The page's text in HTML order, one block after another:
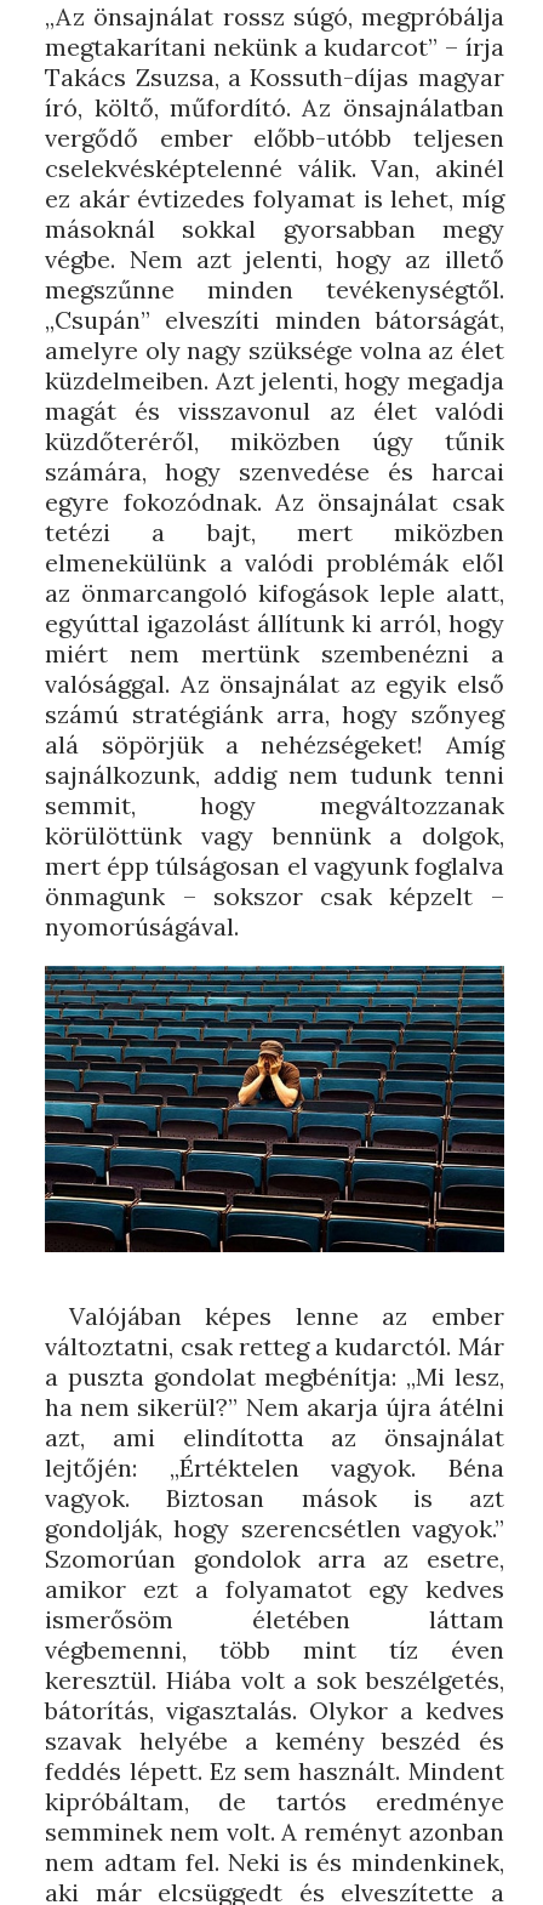
„Az önsajnálat rossz súgó, megpróbálja
megtakarítani nekünk a kudarcot” – írja
Takács Zsuzsa, a Kossuth-díjas magyar
író, költő, műfordító. Az önsajnálatban
vergődő ember előbb-utóbb teljesen
cselekvésképtelenné válik. Van, akinél
ez akár évtizedes folyamat is lehet, míg
másoknál sokkal gyorsabban megy
végbe. Nem azt jelenti, hogy az illető
megszűnne minden tevékenységtől.
„Csupán” elveszíti minden bátorságát,
amelyre oly nagy szüksége volna az élet
küzdelmeiben. Azt jelenti, hogy megadja
magát és visszavonul az élet valódi
küzdőteréről, miközben úgy tűnik
számára, hogy szenvedése és harcai
egyre fokozódnak. Az önsajnálat csak
tetézi a bajt, mert miközben
elmenekülünk a valódi problémák elől
az önmarcangoló kifogások leple alatt,
egyúttal igazolást állítunk ki arról, hogy
miért nem mertünk szembenézni a
valósággal. Az önsajnálat az egyik első
számú stratégiánk arra, hogy szőnyeg
alá söpörjük a nehézségeket! Amíg
sajnálkozunk, addig nem tudunk tenni
semmit, hogy megváltozzanak
körülöttünk vagy bennünk a dolgok,
mert épp túlságosan el vagyunk foglalva
önmagunk – sokszor csak képzelt –
nyomorúságával.
Valójában képes lenne az ember
változtatni, csak retteg a kudarctól. Már
a puszta gondolat megbénítja: „Mi lesz,
ha nem sikerül?” Nem akarja újra átélni
azt, ami elindította az önsajnálat
lejtőjén: „Értéktelen vagyok. Béna
vagyok. Biztosan mások is azt
gondolják, hogy szerencsétlen vagyok.”
Szomorúan gondolok arra az esetre,
amikor ezt a folyamatot egy kedves
ismerősöm életében láttam
végbemenni, több mint tíz éven
keresztül. Hiába volt a sok beszélgetés,
bátorítás, vigasztalás. Olykor a kedves
szavak helyébe a kemény beszéd és
feddés lépett. Ez sem használt. Mindent
kipróbáltam, de tartós eredménye
semminek nem volt. A reményt azonban
nem adtam fel. Neki is és mindenkinek,
aki már elcsüggedt és elveszítette a